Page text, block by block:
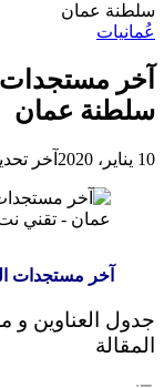
سلطنة عمان
عُمانيات
آخر
سلطنة عمان
10 يناير، 2020 آخر تحديث: 10
آخر مستجدات
جدول العناوين و
المقالة